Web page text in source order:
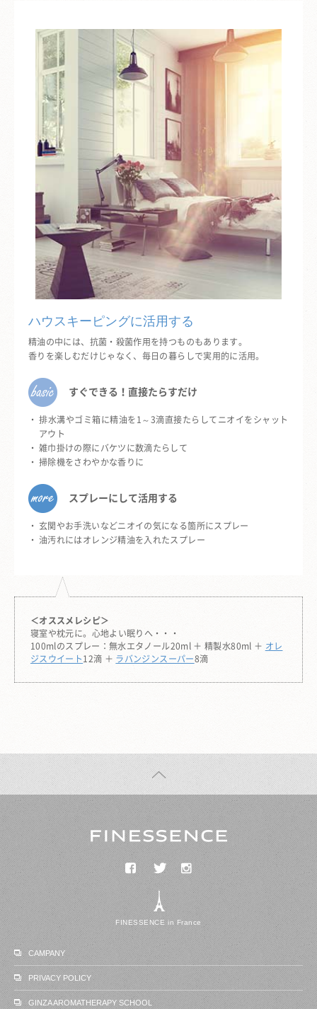
ハウスキーピングに活用する
精油の中には、抗菌・殺菌作用を持つものもあります。
香りを楽しむだけじゃなく、毎日の暮らしで実用的に活用。
すぐできる！直接たらすだけ
排水溝やゴミ箱に精油を1～3滴直接たらしてニオイをシャット
アウト
雑巾掛けの際にバケツに数滴たらして
掃除機をさわやかな香りに
スプレーにして活用する
玄関やお手洗いなどニオイの気になる箇所にスプレー
油汚れにはオレンジ精油を入れたスプレー
＜オススメレシピ＞
寝室や枕元に。心地よい眠りへ・・・
100mlのスプレー：無水エタノール20ml ＋ 精製水80ml ＋ オレ
ジスウイート12滴 ＋ ラバンジンスーパー8滴
FINESSENCE
FINESSENCE in France
CAMPANY
PRIVACY POLICY
GINZA AROMATHERAPY SCHOOL